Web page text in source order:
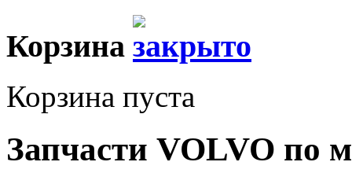
Корзина
Корзина пуста
Запчасти VOLVO по